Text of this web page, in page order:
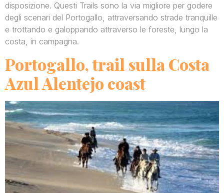
disposizione. Questi Trails sono la via migliore per godere
degli scenari del Portogallo, attraversando strade tranquille
e trottando e galoppando attraverso le foreste, lungo la
costa, in campagna.
Portogallo, trail sulla Costa
Azul Alentejo coast